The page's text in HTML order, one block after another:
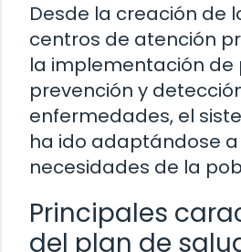
Desde la creación de
centros de atención
la implementación
prevención y
enfermedades, el
ha ido adaptándose
necesidades de la
Principales
del plan de